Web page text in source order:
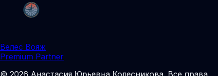
Велес Вояж
Premium Partner
© 2026 Анастасия Юрьевна Колесникова Все права